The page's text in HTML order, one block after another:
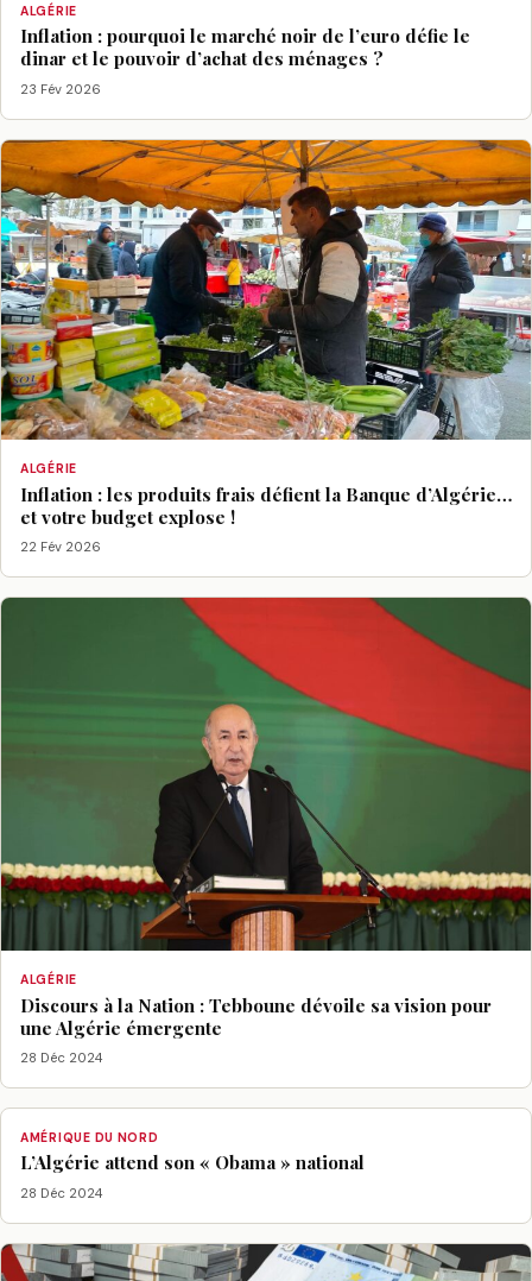
ALGÉRIE
Inflation : pourquoi le marché noir de l’euro défie le
dinar et le pouvoir d’achat des ménages ?
23 Fév 2026
ALGÉRIE
Inflation : les produits frais défient la Banque d’Algérie…
et votre budget explose !
22 Fév 2026
ALGÉRIE
Discours à la Nation : Tebboune dévoile sa vision pour
une Algérie émergente
28 Déc 2024
AMÉRIQUE DU NORD
L’Algérie attend son « Obama » national
28 Déc 2024